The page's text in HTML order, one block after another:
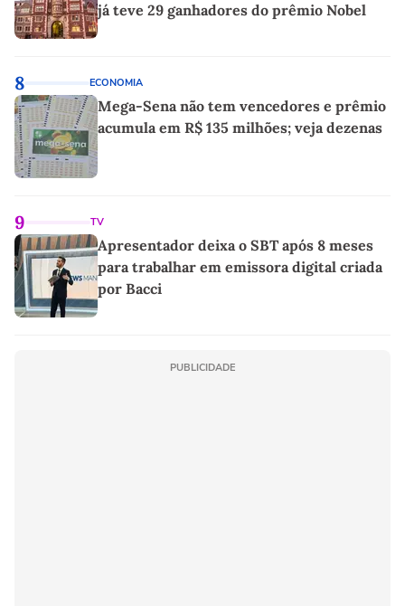
já teve 29 ganhadores do prêmio Nobel
8 ECONOMIA
Mega-Sena não tem vencedores e prêmio
acumula em R$ 135 milhões; veja dezenas
9 TV
Apresentador deixa o SBT após 8 meses
para trabalhar em emissora digital criada
por Bacci
PUBLICIDADE